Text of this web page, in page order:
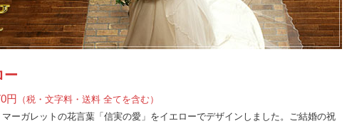
ー
円
（税・文字料・送料 全てを含む）
ーガレットの花言葉「信実の愛」をイエローでデザインしました。ご結婚の祝